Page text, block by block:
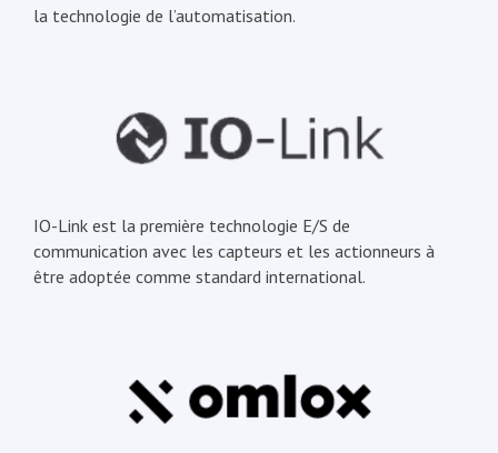
la technologie de l’automatisation.
IO-Link est la première technologie E/S de
communication avec les capteurs et les actionneurs à
être adoptée comme standard international.